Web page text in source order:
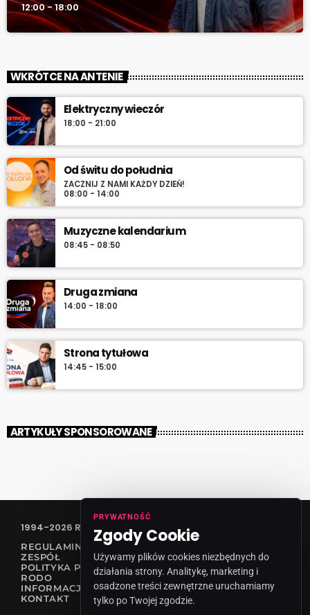
12:00 - 18:00
WKRÓTCE NA ANTENIE
Elektryczny wieczór
18:00 - 21:00
Od świtu do południa
ZACZNIJ Z NAMI KAŻDY DZIEŃ!
08:00 - 14:00
Muzyczne kalendarium
08:45 - 08:50
Druga zmiana
14:00 - 18:00
Strona tytułowa
14:45 - 15:00
ARTYKUŁY SPONSOROWANE
1994-2026 RADIO VANESSA SPÓŁKA Z O.O
REGULAMIN KONKURSÓW
ZESPÓŁ
POLITYKA PRYWATNOŚCI
RODO
INFORMACJA O NADAWCY
KONTAKT
PRYWATNOŚĆ
Zgody Cookie
Używamy plików cookies niezbędnych do
działania strony. Analitykę, marketing i
osadzone treści zewnętrzne uruchamiamy
tylko po Twojej zgodzie.